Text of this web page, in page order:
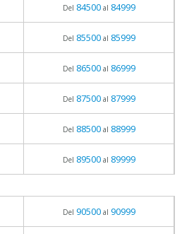
Del 84500al 84999
Del 85500al 85999
Del 86500al 86999
Del 87500al 87999
Del 88500al 88999
Del 89500al 89999
Del 90500al 90999